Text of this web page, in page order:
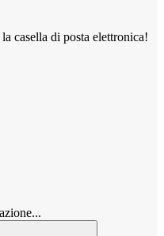
casella di posta elettronica!